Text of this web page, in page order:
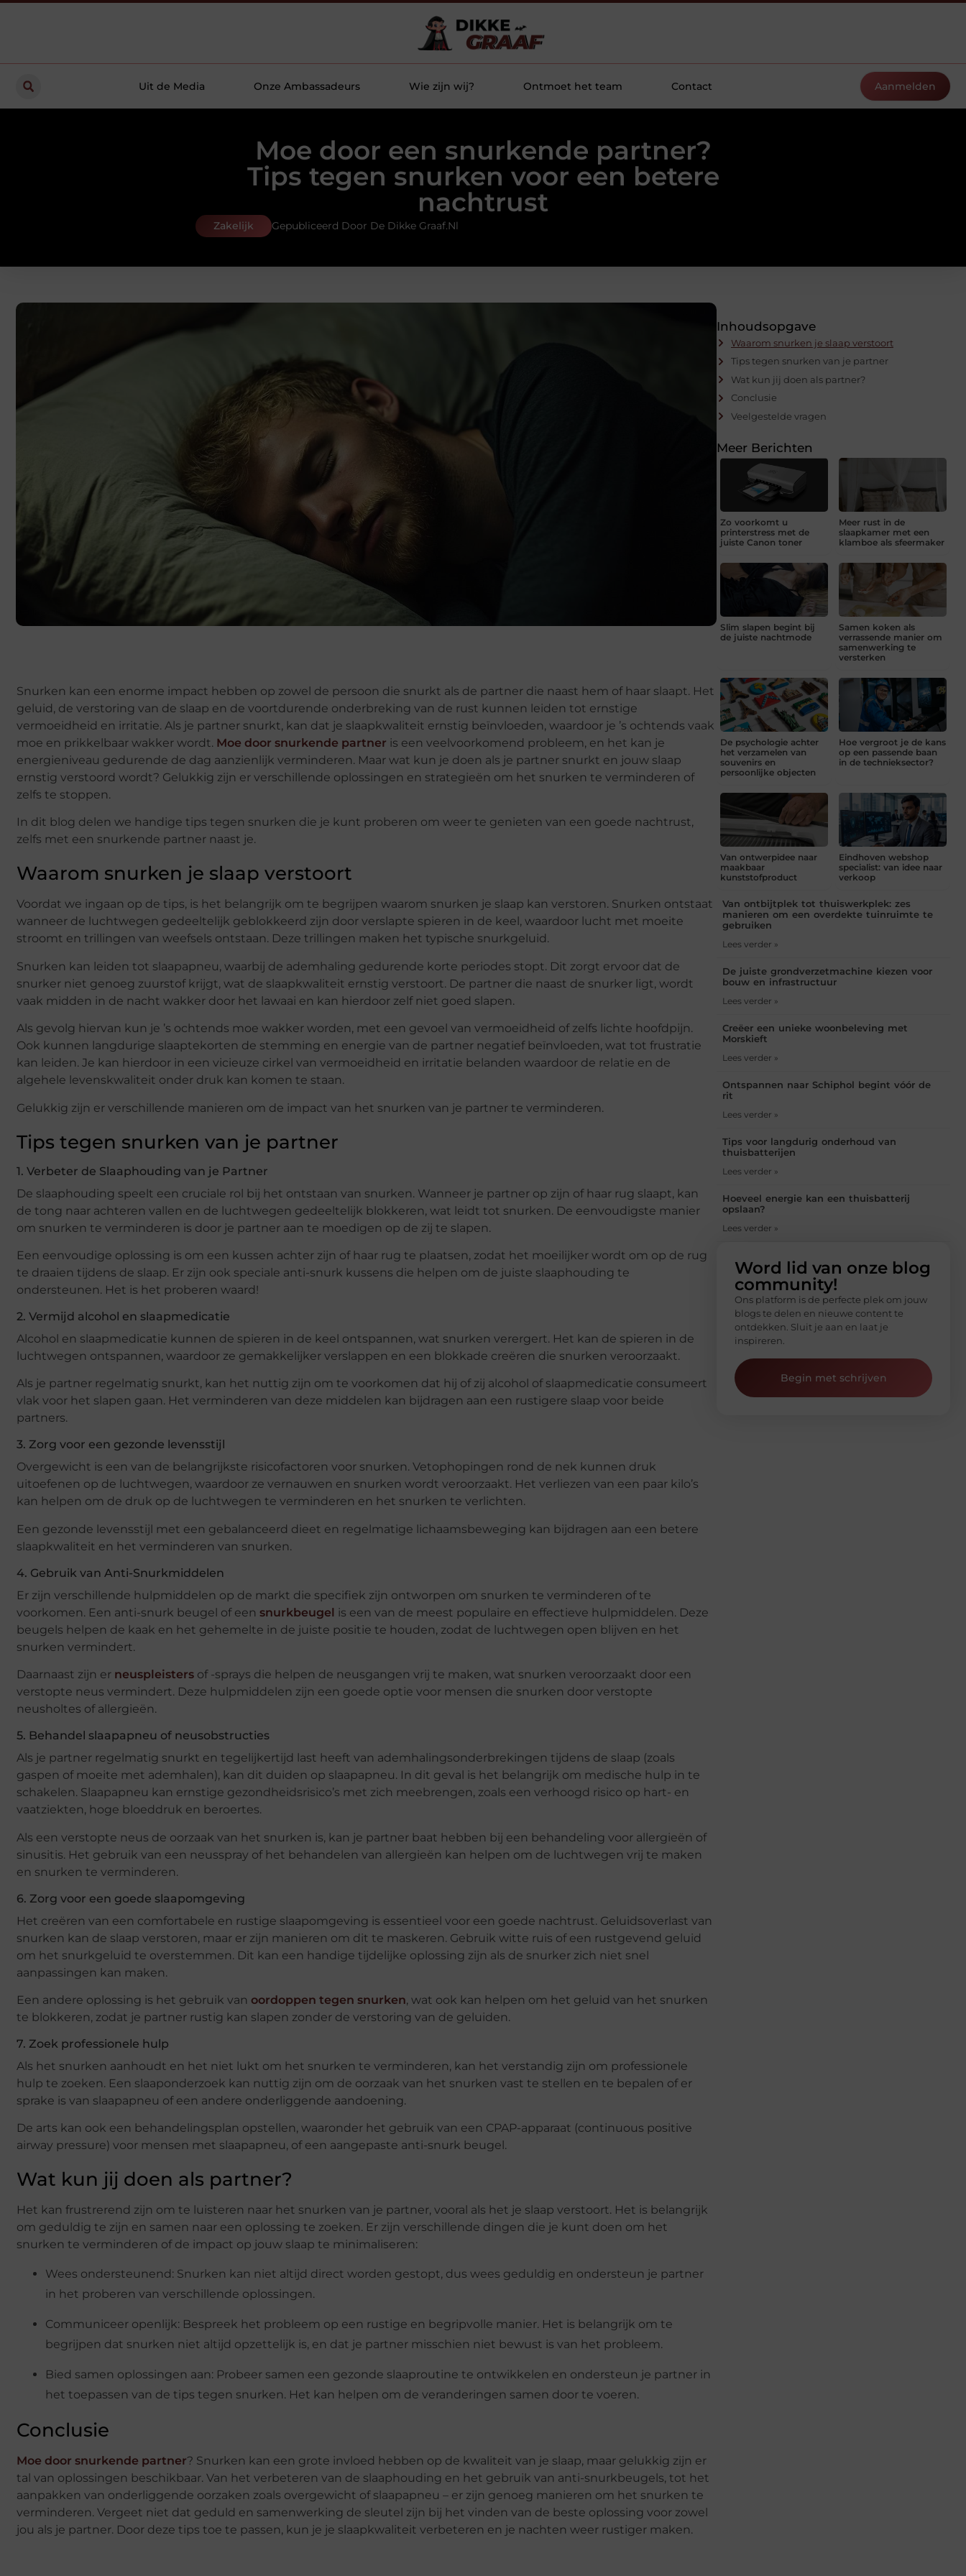
Uit de Media Onze Ambassadeurs Wie zijn wij? Ontmoet het team Contact Aanmelden
Moe door een snurkende partner?
Tips tegen snurken voor een betere
nachtrust
Zakelijk Gepubliceerd Door De Dikke Graaf.nl
Snurken kan een enorme impact hebben op zowel de persoon die snurkt als de partner die naast hem of haar slaapt. Het
geluid, de verstoring van de slaap en de voortdurende onderbreking van de rust kunnen leiden tot ernstige
vermoeidheid en irritatie. Als je partner snurkt, kan dat je slaapkwaliteit ernstig beïnvloeden, waardoor je ’s ochtends vaak
moe en prikkelbaar wakker wordt. Moe door snurkende partner is een veelvoorkomend probleem, en het kan je
energieniveau gedurende de dag aanzienlijk verminderen. Maar wat kun je doen als je partner snurkt en jouw slaap
ernstig verstoord wordt? Gelukkig zijn er verschillende oplossingen en strategieën om het snurken te verminderen of
zelfs te stoppen.
In dit blog delen we handige tips tegen snurken die je kunt proberen om weer te genieten van een goede nachtrust,
zelfs met een snurkende partner naast je.
Waarom snurken je slaap verstoort
Voordat we ingaan op de tips, is het belangrijk om te begrijpen waarom snurken je slaap kan verstoren. Snurken ontstaat
wanneer de luchtwegen gedeeltelijk geblokkeerd zijn door verslapte spieren in de keel, waardoor lucht met moeite
stroomt en trillingen van weefsels ontstaan. Deze trillingen maken het typische snurkgeluid.
Snurken kan leiden tot slaapapneu, waarbij de ademhaling gedurende korte periodes stopt. Dit zorgt ervoor dat de
snurker niet genoeg zuurstof krijgt, wat de slaapkwaliteit ernstig verstoort. De partner die naast de snurker ligt, wordt
vaak midden in de nacht wakker door het lawaai en kan hierdoor zelf niet goed slapen.
Als gevolg hiervan kun je ’s ochtends moe wakker worden, met een gevoel van vermoeidheid of zelfs lichte hoofdpijn.
Ook kunnen langdurige slaaptekorten de stemming en energie van de partner negatief beïnvloeden, wat tot frustratie
kan leiden. Je kan hierdoor in een vicieuze cirkel van vermoeidheid en irritatie belanden waardoor de relatie en de
algehele levenskwaliteit onder druk kan komen te staan.
Gelukkig zijn er verschillende manieren om de impact van het snurken van je partner te verminderen.
Tips tegen snurken van je partner
1. Verbeter de Slaaphouding van je Partner
De slaaphouding speelt een cruciale rol bij het ontstaan van snurken. Wanneer je partner op zijn of haar rug slaapt, kan
de tong naar achteren vallen en de luchtwegen gedeeltelijk blokkeren, wat leidt tot snurken. De eenvoudigste manier
om snurken te verminderen is door je partner aan te moedigen op de zij te slapen.
Een eenvoudige oplossing is om een kussen achter zijn of haar rug te plaatsen, zodat het moeilijker wordt om op de rug
te draaien tijdens de slaap. Er zijn ook speciale anti-snurk kussens die helpen om de juiste slaaphouding te
ondersteunen. Het is het proberen waard!
2. Vermijd alcohol en slaapmedicatie
Alcohol en slaapmedicatie kunnen de spieren in de keel ontspannen, wat snurken verergert. Het kan de spieren in de
luchtwegen ontspannen, waardoor ze gemakkelijker verslappen en een blokkade creëren die snurken veroorzaakt.
Als je partner regelmatig snurkt, kan het nuttig zijn om te voorkomen dat hij of zij alcohol of slaapmedicatie consumeert
vlak voor het slapen gaan. Het verminderen van deze middelen kan bijdragen aan een rustigere slaap voor beide
partners.
3. Zorg voor een gezonde levensstijl
Overgewicht is een van de belangrijkste risicofactoren voor snurken. Vetophopingen rond de nek kunnen druk
uitoefenen op de luchtwegen, waardoor ze vernauwen en snurken wordt veroorzaakt. Het verliezen van een paar kilo’s
kan helpen om de druk op de luchtwegen te verminderen en het snurken te verlichten.
Een gezonde levensstijl met een gebalanceerd dieet en regelmatige lichaamsbeweging kan bijdragen aan een betere
slaapkwaliteit en het verminderen van snurken.
4. Gebruik van Anti-Snurkmiddelen
Er zijn verschillende hulpmiddelen op de markt die specifiek zijn ontworpen om snurken te verminderen of te
voorkomen. Een anti-snurk beugel of een snurkbeugel is een van de meest populaire en effectieve hulpmiddelen. Deze
beugels helpen de kaak en het gehemelte in de juiste positie te houden, zodat de luchtwegen open blijven en het
snurken vermindert.
Daarnaast zijn er neuspleisters of -sprays die helpen de neusgangen vrij te maken, wat snurken veroorzaakt door een
verstopte neus vermindert. Deze hulpmiddelen zijn een goede optie voor mensen die snurken door verstopte
neusholtes of allergieën.
5. Behandel slaapapneu of neusobstructies
Als je partner regelmatig snurkt en tegelijkertijd last heeft van ademhalingsonderbrekingen tijdens de slaap (zoals
gaspen of moeite met ademhalen), kan dit duiden op slaapapneu. In dit geval is het belangrijk om medische hulp in te
schakelen. Slaapapneu kan ernstige gezondheidsrisico’s met zich meebrengen, zoals een verhoogd risico op hart- en
vaatziekten, hoge bloeddruk en beroertes.
Als een verstopte neus de oorzaak van het snurken is, kan je partner baat hebben bij een behandeling voor allergieën of
sinusitis. Het gebruik van een neusspray of het behandelen van allergieën kan helpen om de luchtwegen vrij te maken
en snurken te verminderen.
6. Zorg voor een goede slaapomgeving
Het creëren van een comfortabele en rustige slaapomgeving is essentieel voor een goede nachtrust. Geluidsoverlast van
snurken kan de slaap verstoren, maar er zijn manieren om dit te maskeren. Gebruik witte ruis of een rustgevend geluid
om het snurkgeluid te overstemmen. Dit kan een handige tijdelijke oplossing zijn als de snurker zich niet snel
aanpassingen kan maken.
Een andere oplossing is het gebruik van oordoppen tegen snurken, wat ook kan helpen om het geluid van het snurken
te blokkeren, zodat je partner rustig kan slapen zonder de verstoring van de geluiden.
7. Zoek professionele hulp
Als het snurken aanhoudt en het niet lukt om het snurken te verminderen, kan het verstandig zijn om professionele
hulp te zoeken. Een slaaponderzoek kan nuttig zijn om de oorzaak van het snurken vast te stellen en te bepalen of er
sprake is van slaapapneu of een andere onderliggende aandoening.
De arts kan ook een behandelingsplan opstellen, waaronder het gebruik van een CPAP-apparaat (continuous positive
airway pressure) voor mensen met slaapapneu, of een aangepaste anti-snurk beugel.
Wat kun jij doen als partner?
Het kan frustrerend zijn om te luisteren naar het snurken van je partner, vooral als het je slaap verstoort. Het is belangrijk
om geduldig te zijn en samen naar een oplossing te zoeken. Er zijn verschillende dingen die je kunt doen om het
snurken te verminderen of de impact op jouw slaap te minimaliseren:
Wees ondersteunend: Snurken kan niet altijd direct worden gestopt, dus wees geduldig en ondersteun je partner
in het proberen van verschillende oplossingen.
Communiceer openlijk: Bespreek het probleem op een rustige en begripvolle manier. Het is belangrijk om te
begrijpen dat snurken niet altijd opzettelijk is, en dat je partner misschien niet bewust is van het probleem.
Bied samen oplossingen aan: Probeer samen een gezonde slaaproutine te ontwikkelen en ondersteun je partner in
het toepassen van de tips tegen snurken. Het kan helpen om de veranderingen samen door te voeren.
Conclusie
Moe door snurkende partner? Snurken kan een grote invloed hebben op de kwaliteit van je slaap, maar gelukkig zijn er
tal van oplossingen beschikbaar. Van het verbeteren van de slaaphouding en het gebruik van anti-snurkbeugels, tot het
aanpakken van onderliggende oorzaken zoals overgewicht of slaapapneu – er zijn genoeg manieren om het snurken te
verminderen. Vergeet niet dat geduld en samenwerking de sleutel zijn bij het vinden van de beste oplossing voor zowel
jou als je partner. Door deze tips toe te passen, kun je je slaapkwaliteit verbeteren en je nachten weer rustiger maken.
Inhoudsopgave
Waarom snurken je slaap verstoort
Tips tegen snurken van je partner
Wat kun jij doen als partner?
Conclusie
Veelgestelde vragen
Meer Berichten
Zo voorkomt u
printerstress met de
juiste Canon toner
Meer rust in de
slaapkamer met een
klamboe als sfeermaker
Slim slapen begint bij
de juiste nachtmode
Samen koken als
verrassende manier om
samenwerking te
versterken
De psychologie achter
het verzamelen van
souvenirs en
persoonlijke objecten
Hoe vergroot je de kans
op een passende baan
in de technieksector?
Van ontwerpidee naar
maakbaar
kunststofproduct
Eindhoven webshop
specialist: van idee naar
verkoop
Van ontbijtplek tot thuiswerkplek: zes
manieren om een overdekte tuinruimte te
gebruiken
Lees verder »
De juiste grondverzetmachine kiezen voor
bouw en infrastructuur
Lees verder »
Creëer een unieke woonbeleving met
Morskieft
Lees verder »
Ontspannen naar Schiphol begint vóór de
rit
Lees verder »
Tips voor langdurig onderhoud van
thuisbatterijen
Lees verder »
Hoeveel energie kan een thuisbatterij
opslaan?
Lees verder »
Word lid van onze blog
community!
Ons platform is de perfecte plek om jouw
blogs te delen en nieuwe content te
ontdekken. Sluit je aan en laat je
inspireren.
Begin met schrijven